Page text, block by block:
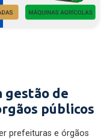
gestão de
públicos
prefeituras e órgãos